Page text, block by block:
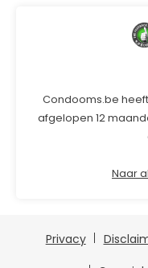
Condooms.be
afgelopen 12
Naar
Privacy